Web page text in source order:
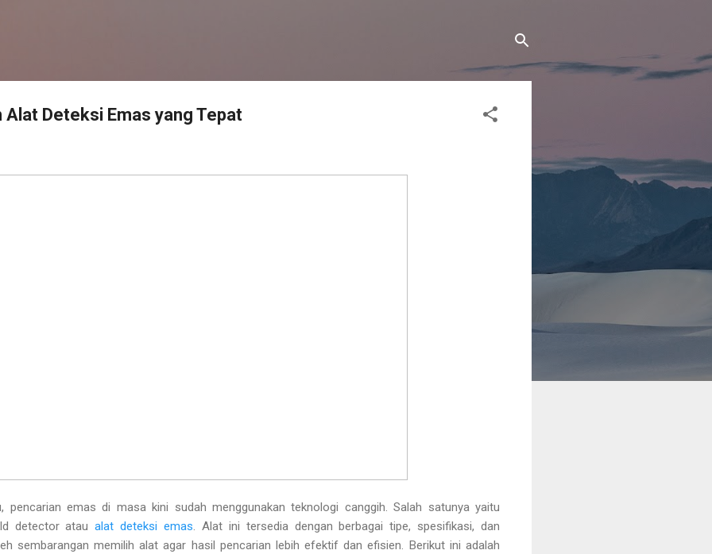
Deteksi Emas yang Tepat
pencarian emas di masa kini sudah menggunakan teknologi canggih. Salah satunya yaitu
detector ataualat deteksi emas . Alat ini tersedia dengan berbagai tipe, spesifikasi, dan
sembarangan memilih alat agar hasil pencarian lebih efektif dan efisien. Berikut ini adalah